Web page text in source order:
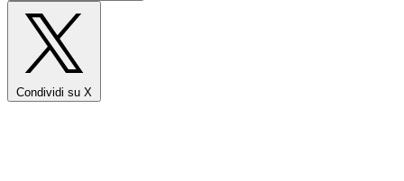
Condividi su X